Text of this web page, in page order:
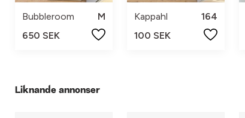
Bubbleroom
M
650 SEK
Kappahl
164
100 SEK
Liknande annonser